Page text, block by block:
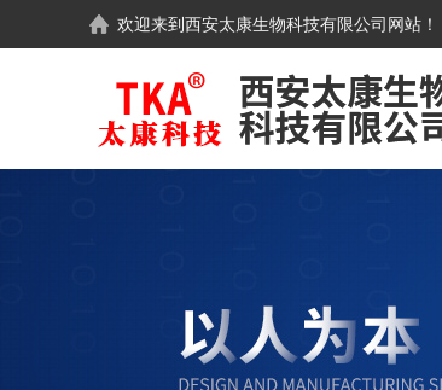
欢迎来到西安太康生物科技有限公司 网站！